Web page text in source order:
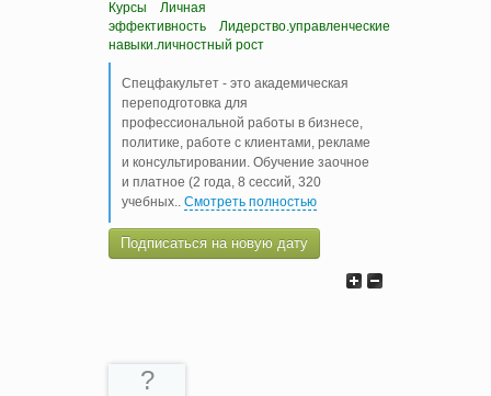
Курсы
Личная
эффективность
Лидерство.управленческие
навыки.личностный рост
Спецфакультет - это академическая
переподготовка для
профессиональной работы в бизнесе,
политике, работе с клиентами, рекламе
и консультировании. Обучение заочное
и платное (2 года, 8 сессий, 320
учебных
Смотреть полностью
Подписаться на новую дату
?